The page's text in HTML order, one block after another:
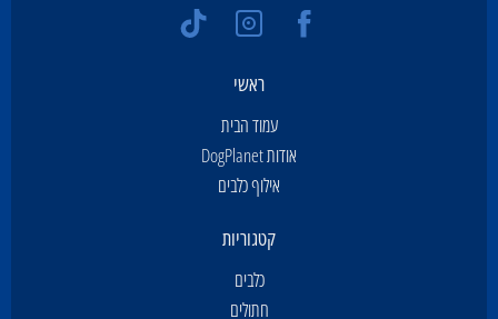
ראשי
עמוד הבית
אודות DogPlanet
אילוף כלבים
קטגוריות
כלבים
חתולים